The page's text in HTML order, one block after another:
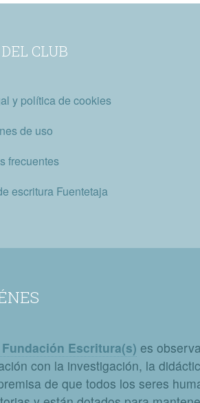
CLUB
y política de cookies
de uso
frecuentes
escritura Fuentetaja
Fundación Escritura(s) es
con la investigación, la
de que todos los seres